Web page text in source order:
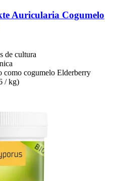
Auricularia Cogumelo
de cultura
como cogumelo Elderberry
/ kg)